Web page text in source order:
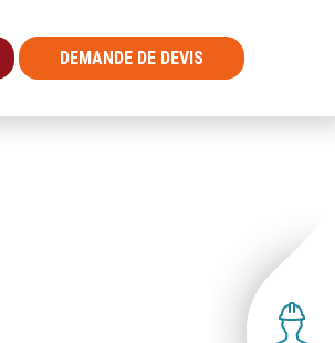
DEMANDE DE DEVIS